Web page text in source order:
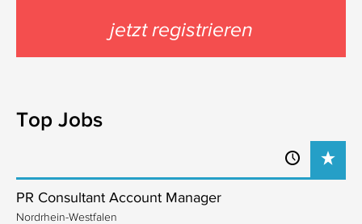
jetzt registrieren
Top Jobs
PR Consultant Account Manager
Nordrhein-Westfalen